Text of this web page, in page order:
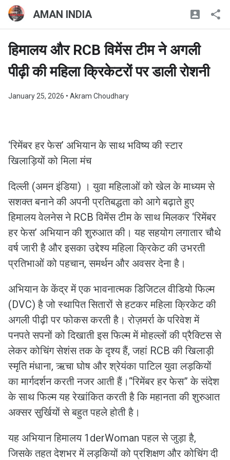
AMAN INDIA
हिमालय और RCB विमेंस टीम ने अगली
पीढ़ी की महिला क्रिकेटरों पर डाली रोशनी
January 25, 2026 • Akram Choudhary
‘रिमेंबर हर फेस’ अभियान के साथ भविष्य की स्टार
खिलाड़ियों को मिला मंच
दिल्ली (अमन इंडिया) । युवा महिलाओं को खेल के माध्यम से
सशक्त बनाने की अपनी प्रतिबद्धता को आगे बढ़ाते हुए
हिमालय वेलनेस ने RCB विमेंस टीम के साथ मिलकर ‘रिमेंबर
हर फेस’ अभियान की शुरुआत की। यह सहयोग लगातार चौथे
वर्ष जारी है और इसका उद्देश्य महिला क्रिकेट की उभरती
प्रतिभाओं को पहचान, समर्थन और अवसर देना है।
अभियान के केंद्र में एक भावनात्मक डिजिटल वीडियो फिल्म
(DVC) है जो स्थापित सितारों से हटकर महिला क्रिकेट की
अगली पीढ़ी पर फोकस करती है। रोज़मर्रा के परिवेश में
पनपते सपनों को दिखाती इस फिल्म में मोहल्लों की प्रैक्टिस से
लेकर कोचिंग सेशंस तक के दृश्य हैं, जहां RCB की खिलाड़ी
स्मृति मंधाना, ऋचा घोष और श्रेयंका पाटिल युवा लड़कियों
का मार्गदर्शन करती नजर आती हैं।“रिमेंबर हर फेस” के संदेश
के साथ फिल्म यह रेखांकित करती है कि महानता की शुरुआत
अक्सर सुर्खियों से बहुत पहले होती है।
यह अभियान हिमालय 1derWoman पहल से जुड़ा है,
जिसके तहत देशभर में लड़कियों को प्रशिक्षण और कोचिंग दी